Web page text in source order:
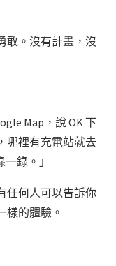
敢。沒有計畫，沒
Map，說 OK 下
哪裡有充電站就去
錄。」
任何人可以告訴你
樣的體驗。